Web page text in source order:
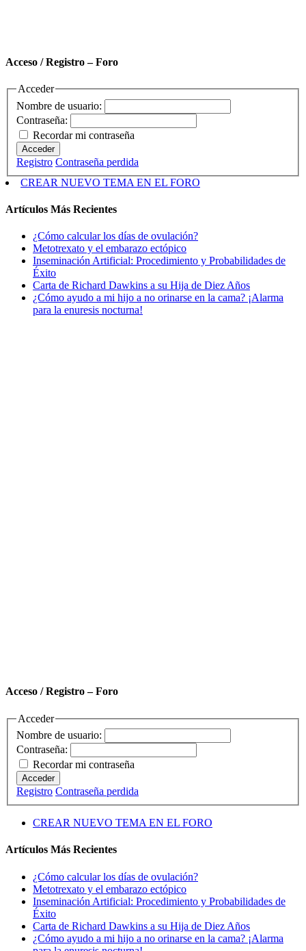
Acceso / Registro – Foro
Acceder
Nombre de usuario:
Contraseña:
Recordar mi contraseña
Acceder
Registro Contraseña perdida
CREAR NUEVO TEMA EN EL FORO
Artículos Más Recientes
¿Cómo calcular los días de ovulación?
Metotrexato y el embarazo ectópico
Inseminación Artificial: Procedimiento y Probabilidades de
Éxito
Carta de Richard Dawkins a su Hija de Diez Años
¿Cómo ayudo a mi hijo a no orinarse en la cama? ¡Alarma
para la enuresis nocturna!
Acceso / Registro – Foro
Acceder
Nombre de usuario:
Contraseña:
Recordar mi contraseña
Acceder
Registro Contraseña perdida
CREAR NUEVO TEMA EN EL FORO
Artículos Más Recientes
¿Cómo calcular los días de ovulación?
Metotrexato y el embarazo ectópico
Inseminación Artificial: Procedimiento y Probabilidades de
Éxito
Carta de Richard Dawkins a su Hija de Diez Años
¿Cómo ayudo a mi hijo a no orinarse en la cama? ¡Alarma